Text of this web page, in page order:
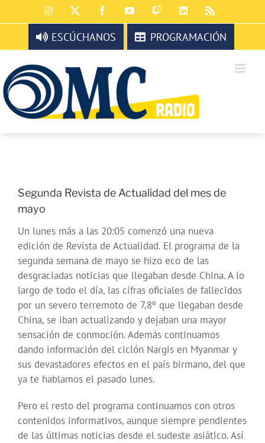
al
contenido
Instagram FacebookYouTubeTwitchLinkedIn
ESCÚCHANOS PROGRAMACIÓN
Segunda Revista de Actualidad del mes de
mayo
Un lunes más a las 20:05 comenzó una nueva
edición de Revista de Actualidad. El programa de la
segunda semana de mayo se hizo eco de las
desgraciadas noticias que llegaban desde China. A lo
largo de todo el día, las cifras oficiales de fallecidos
por un severo terremoto de 7,8º que llegaban desde
China, se iban actualizando y dejaban una mayor
sensación de conmoción. Además continuamos
dando información del ciclón Nargis en Myanmar y
sus devastadores efectos en el país birmano, del que
ya te hablamos el pasado lunes.
Pero el resto del programa continuamos con otros
contenidos informativos, aunque siempre pendientes
de las últimas noticias desde el sudeste asiático. Así